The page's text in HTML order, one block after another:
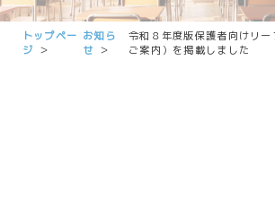
トップペー
ジ
お知ら
せ
令和８年度版保護者向けリ
ご案内）を掲載しました